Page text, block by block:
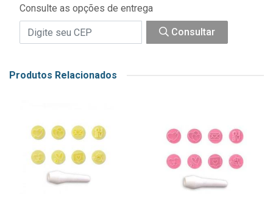
Consulte as opções de entrega
Consultar
Produtos Relacionados